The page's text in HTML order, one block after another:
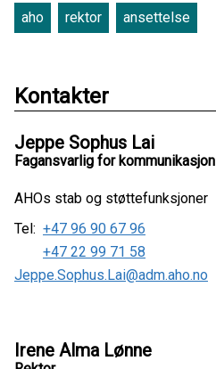
aho rektor ansettelse
Kontakter
Jeppe Sophus Lai
Fagansvarlig for kommunikasjon
AHOs stab og støttefunksjoner
Tel: +47 96 90 67 96
+47 22 99 71 58
Jeppe.Sophus.Lai@adm.aho.no
Irene Alma Lønne